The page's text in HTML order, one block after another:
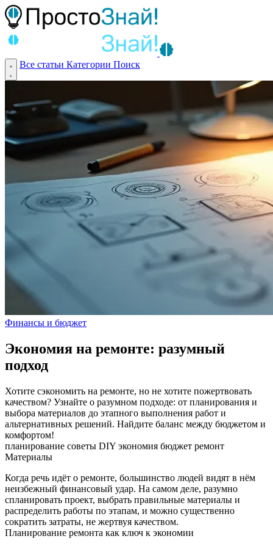
Все статьи Категории Поиск
Финансы и бюджет
Экономия на ремонте: разумный
подход
Хотите сэкономить на ремонте, но не хотите пожертвовать
качеством? Узнайте о разумном подходе: от планирования и
выбора материалов до этапного выполнения работ и
альтернативных решений. Найдите баланс между бюджетом и
комфортом!
планирование советы DIY экономия бюджет ремонт
Материалы
Когда речь идёт о ремонте, большинство людей видят в нём
неизбежный финансовый удар. На самом деле, разумно
спланировать проект, выбрать правильные материалы и
распределить работы по этапам, и можно существенно
сократить затраты, не жертвуя качеством.
Планирование ремонта как ключ к экономии